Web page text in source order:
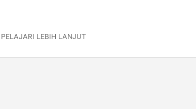
PELAJARI LEBIH LANJUT